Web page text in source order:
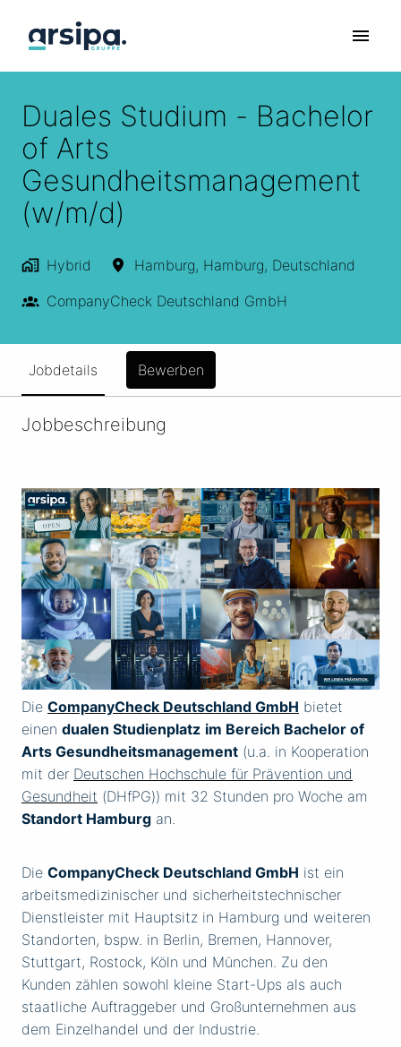
Inhalt
springenStartseite
Duales Studium - Bachelor
of Arts
Gesundheitsmanagement
(w/m/d)
Hybrid Hamburg, Hamburg, Deutschland
CompanyCheck Deutschland GmbH
Jobdetails Bewerben
Jobbeschreibung
Die CompanyCheck Deutschland GmbH bietet
einen dualen Studienplatz im Bereich Bachelor of
Arts Gesundheitsmanagement (u.a. in Kooperation
mit der Deutschen Hochschule für Prävention und
Gesundheit (DHfPG)) mit 32 Stunden pro Woche am
Standort Hamburg an.
Die CompanyCheck Deutschland GmbH ist ein
arbeitsmedizinischer und sicherheitstechnischer
Dienstleister mit Hauptsitz in Hamburg und weiteren
Standorten, bspw. in Berlin, Bremen, Hannover,
Stuttgart, Rostock, Köln und München. Zu den
Kunden zählen sowohl kleine Start-Ups als auch
staatliche Auftraggeber und Großunternehmen aus
dem Einzelhandel und der Industrie.